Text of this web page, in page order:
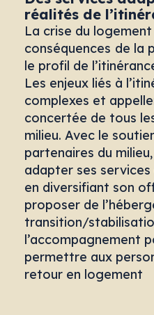
réalités de
La crise du
conséquences de la
le profil de
Les enjeux liés à
complexes et
concertée de tous
milieu. Avec le
partenaires du
adapter ses
en diversifiant son
proposer de
transition/
l’accompagnement
permettre aux
retour en logement